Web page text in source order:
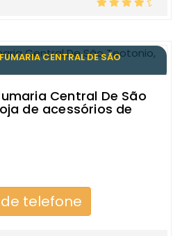
CENTRAL DE SÃO
Central De São
de acessórios de
telefone